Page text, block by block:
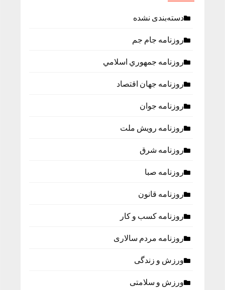
دسته‌بندی نشده
روزنامه جام جم
روزنامه جمهوري اسلامي
روزنامه جهان اقتصاد
روزنامه جوان
روزنامه رویش ملت
روزنامه شرق
روزنامه صبا
روزنامه قانون
روزنامه كسب و كار
روزنامه مردم سالاری
ورزش و زندگی
ورزش و سلامتی